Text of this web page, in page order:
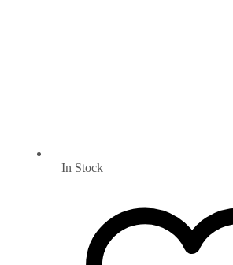
In Stock